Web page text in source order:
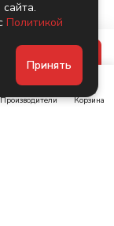
Производители Корзина
Политикой
Принять